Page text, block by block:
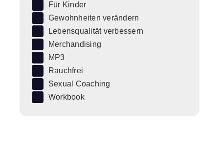
Für Kinder
Gewohnheiten verändern
Lebensqualität verbessern
Merchandising
MP3
Rauchfrei
Sexual Coaching
Workbook